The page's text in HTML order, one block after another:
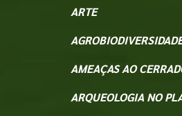
ARTE
AMEAÇAS AO
ARQUEOLOGIA NO